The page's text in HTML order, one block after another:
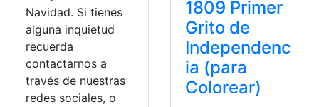
Navidad. Si tienes
alguna inquietud
recuerda
contactarnos a
través de nuestras
redes sociales, o
1809 Primer
Grito de
Independenc
ia (para
Colorear)